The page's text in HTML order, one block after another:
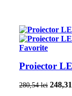
Favorite
Proiector
280,54lei Prețul
248,31